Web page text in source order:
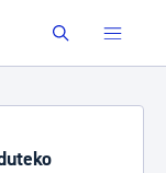
Buscar